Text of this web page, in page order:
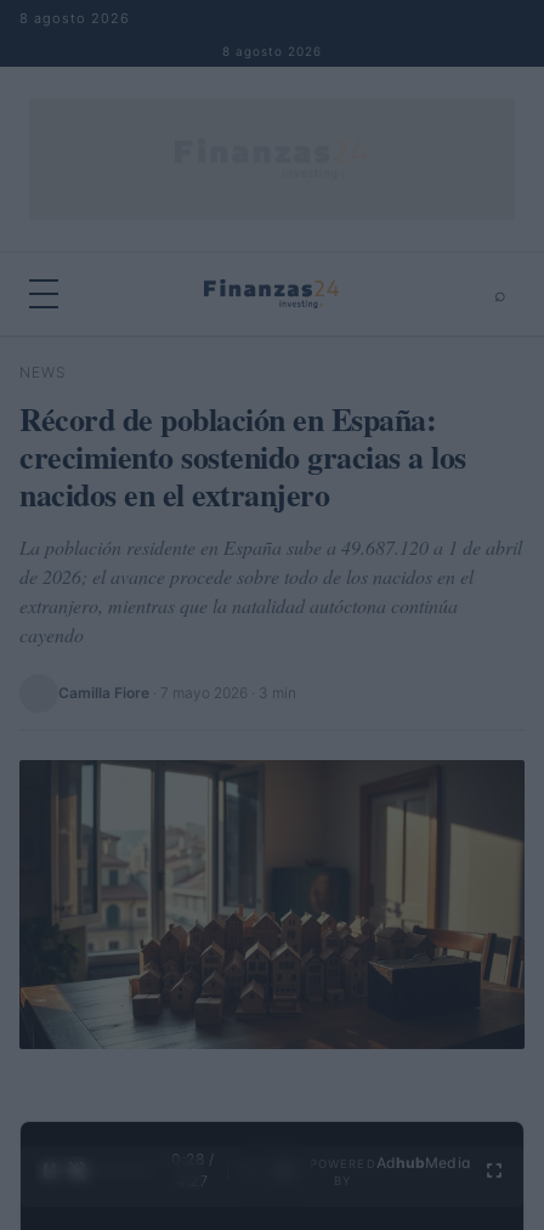
Saltar al contenido
8 agosto 2026
8 agosto 2026
⌕
Buscar
NEWS
Récord de población en España:
crecimiento sostenido gracias a los
nacidos en el extranjero
La población residente en España sube a 49.687.120 a 1 de abril
de 2026; el avance procede sobre todo de los nacidos en el
extranjero, mientras que la natalidad autóctona continúa
cayendo
Camilla Fiore 7 mayo 2026 · 3 min
0:29 /
4:27
Ad hubMedia